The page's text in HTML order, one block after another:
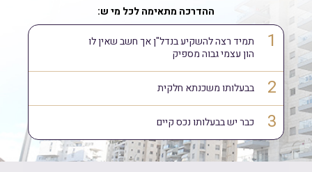
ההדרכה מתאימה לכל מי ש:
1
תמיד רצה להשקיע בנדל"ן אך חשב שאין לו
הון עצמי גבוה מספיק
2 בבעלותומשכנתא חלקית
3 כבר יש בבעלותונכס קיים